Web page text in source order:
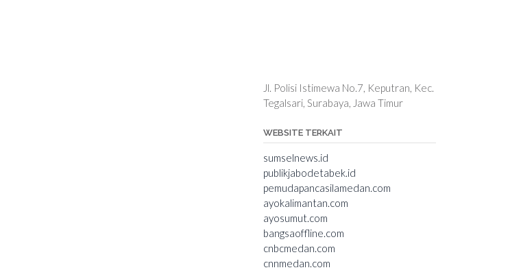
Jl. Polisi Istimewa No.7, Keputran, Kec.
Tegalsari, Surabaya, Jawa Timur
WEBSITE TERKAIT
sumselnews.id
publikjabodetabek.id
pemudapancasilamedan.com
ayokalimantan.com
ayosumut.com
bangsaoffline.com
cnbcmedan.com
cnnmedan.com